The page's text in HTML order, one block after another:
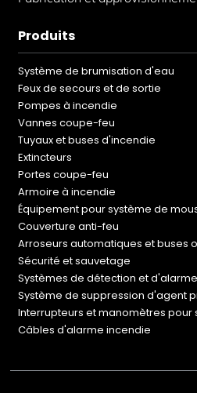
Produits
Système de brumisation d'eau
Feux de secours et de sortie
Pompes à incendie
Vannes coupe-feu
Tuyaux et buses d'incendie
Extincteurs
Portes coupe-feu
Armoire à incendie
Équipement pour système de
Couverture anti-feu
Arroseurs automatiques et buses
Sécurité et sauvetage
Systèmes de détection et
Système de suppression d'agent
Interrupteurs et manomètres pour
Câbles d'alarme incendie